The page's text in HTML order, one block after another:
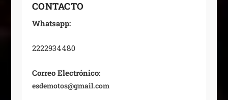
CONTACTO
Whatsapp:
2222934480
Correo Electrónico:
esdemotos@gmail.com